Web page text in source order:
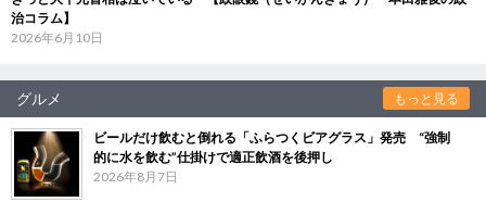
治コラム】
2026年6月10日
グルメ もっと見る
ビールだけ飲むと倒れる「ふらつくビアグラス」発売 “強制
的に水を飲む”仕掛けで適正飲酒を後押し
2026年8月7日